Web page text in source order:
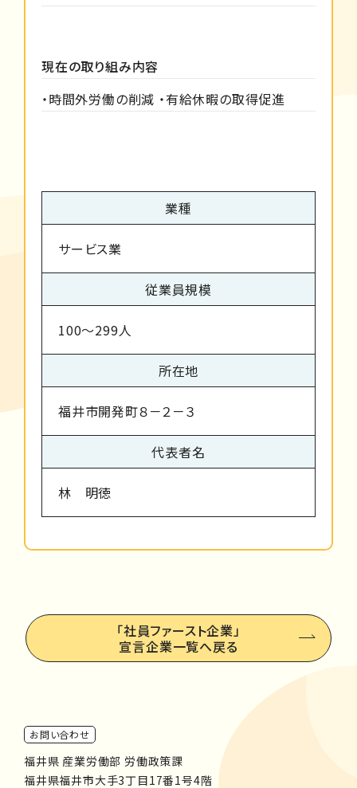
現在の取り組み内容
・時間外労働の削減 ・有給休暇の取得促進
業種
サービス業
従業員規模
100～299人
所在地
福井市開発町８－２－３
代表者名
林 明徳
「社員ファースト企業」
宣言企業一覧へ戻る
お問い合わせ
福井県 産業労働部 労働政策課
福井県福井市大手3丁目17番1号4階